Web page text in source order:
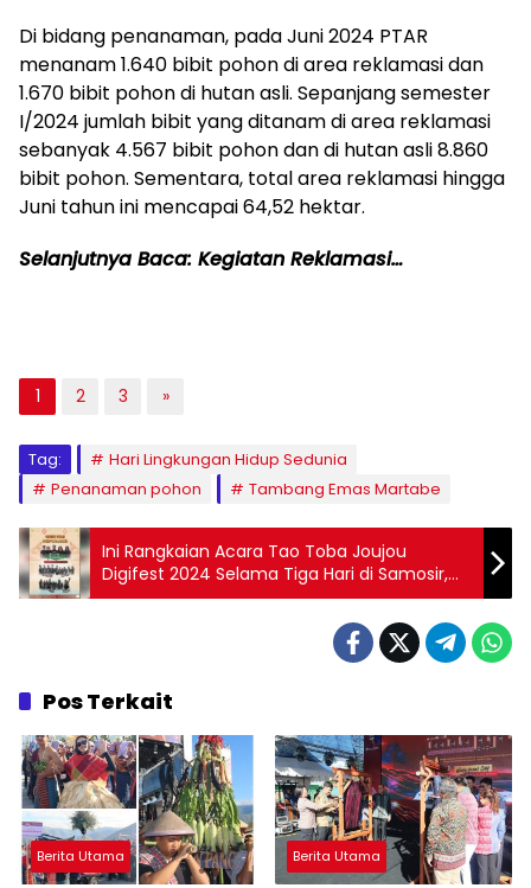
Di bidang penanaman, pada Juni 2024 PTAR
menanam 1.640 bibit pohon di area reklamasi dan
1.670 bibit pohon di hutan asli. Sepanjang semester
I/2024 jumlah bibit yang ditanam di area reklamasi
sebanyak 4.567 bibit pohon dan di hutan asli 8.860
bibit pohon. Sementara, total area reklamasi hingga
Juni tahun ini mencapai 64,52 hektar.
Selanjutnya Baca: Kegiatan Reklamasi…
1 2 3 »
Tag:
Hari Lingkungan Hidup Sedunia
Penanaman pohon
Tambang Emas Martabe
Ini Rangkaian Acara Tao Toba Joujou
Digifest 2024 Selama Tiga Hari di Samosir,
Dimulai Hari Ini
Pos Terkait
Berita Utama Berita Utama